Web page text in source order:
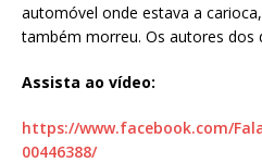
automóvel onde estava a
também morreu. Os autores dos
Assista ao vídeo:
https://www.facebook.com/
00446388/